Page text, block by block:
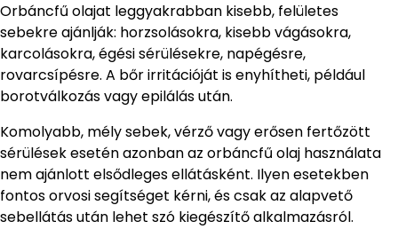
Orbáncfű olajat leggyakrabban kisebb, felületes
sebekre ajánlják: horzsolásokra, kisebb vágásokra,
karcolásokra, égési sérülésekre, napégésre,
rovarcsípésre. A bőr irritációját is enyhítheti, például
borotválkozás vagy epilálás után.
Komolyabb, mély sebek, vérző vagy erősen fertőzött
sérülések esetén azonban az orbáncfű olaj használata
nem ajánlott elsődleges ellátásként. Ilyen esetekben
fontos orvosi segítséget kérni, és csak az alapvető
sebellátás után lehet szó kiegészítő alkalmazásról.